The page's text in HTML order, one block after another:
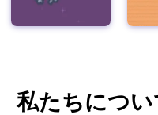
私たちについ